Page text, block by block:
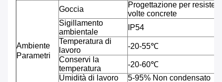
Ambiente
Parametri
Goccia
Progettazione per
volte concrete
Sigillamento
ambientale
IP54
Temperatura di
lavoro
-20-55℃
Conservi la
temperatura
-20-60℃
Umidità di lavoro
5-95% Non condensato